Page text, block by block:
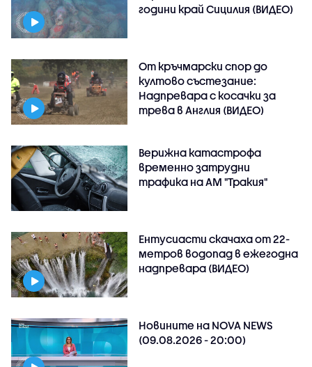
години край Сицилия (ВИДЕО)
От кръчмарски спор до
култово състезание:
Надпревара с косачки за
трева в Англия (ВИДЕО)
Верижна катастрофа
временно затрудни
трафика на АМ "Тракия"
Ентусиасти скачаха от 22-
метров водопад в ежегодна
надпревара (ВИДЕО)
Новините на NOVA NEWS
(09.08.2026 - 20:00)